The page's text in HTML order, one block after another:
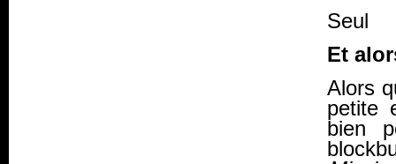
Seul
Et
Alors
petite
bien